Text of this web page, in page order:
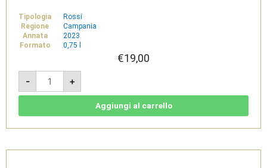
Tipologia
Rossi
Regione
Campania
Annata
2023
Formato
0,75 l
€19,00
-
Core
Rosso
-
Aglianico
Montevetrano
+
Aggiungi al carrello